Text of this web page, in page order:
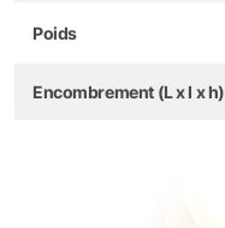
Poids
Encombrement (L x l x h)